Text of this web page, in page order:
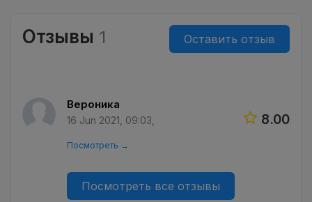
Отзывы 1 Оставить отзыв
Вероника
8.00
16 Jun 2021, 09:03,
Посмотреть →
Посмотреть все отзывы